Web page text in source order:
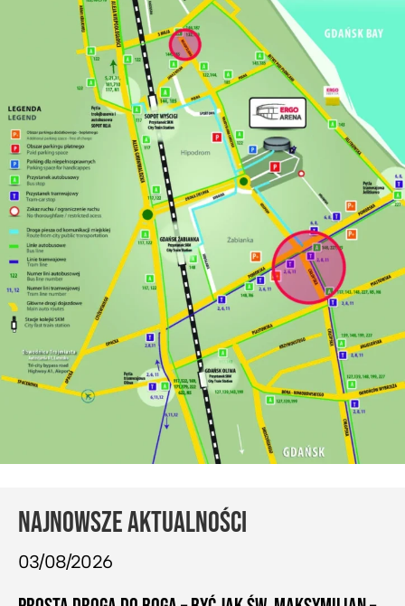
NAJNOWSZE AKTUALNOŚCI
03/08/2026